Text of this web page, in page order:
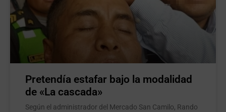
Pretendía estafar bajo la modalidad
de «La cascada»
Según el administrador del Mercado San Camilo, Rando